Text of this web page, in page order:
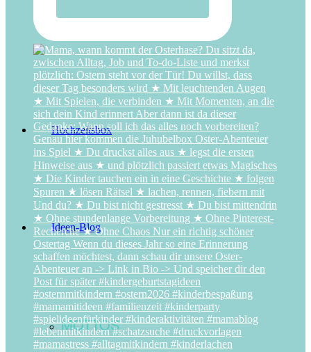
Hochzeitsbox
Ideen-Blog
MOTTOS